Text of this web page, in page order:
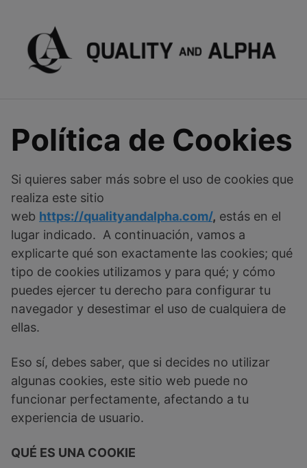
content
Política de Cookies
Si quieres saber más sobre el uso de cookies que
realiza este sitio
web https://qualityandalpha.com/, estás en el
lugar indicado. A continuación, vamos a
explicarte qué son exactamente las cookies; qué
tipo de cookies utilizamos y para qué; y cómo
puedes ejercer tu derecho para configurar tu
navegador y desestimar el uso de cualquiera de
ellas.
Eso sí, debes saber, que si decides no utilizar
algunas cookies, este sitio web puede no
funcionar perfectamente, afectando a tu
experiencia de usuario.
QUÉ ES UNA COOKIE